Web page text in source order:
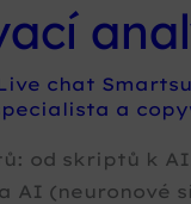
chat
a
od skriptů k
AI (neuronové